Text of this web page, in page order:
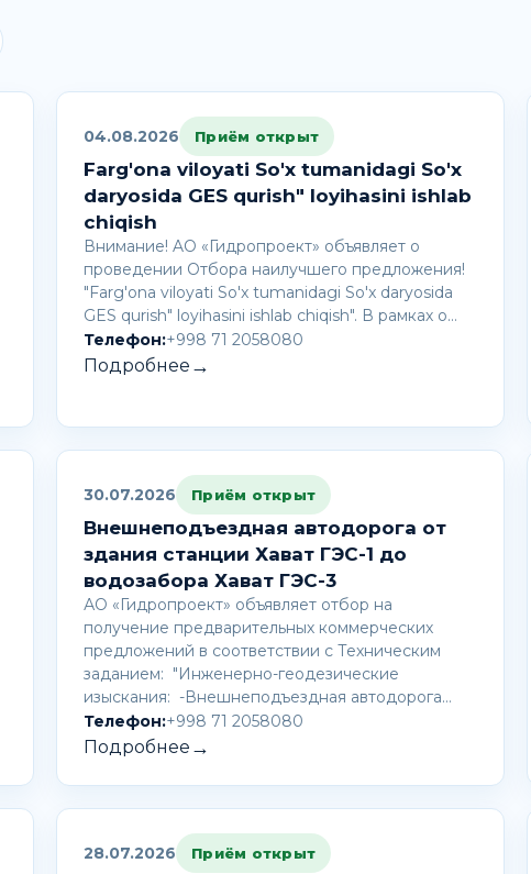
04.08.2026 Приём открыт
Farg'ona viloyati So'x tumanidagi So'x
daryosida GES qurish" loyihasini ishlab
chiqish
Внимание! AО «Гидропроект» объявляет о
проведении Отбора наилучшего предложения!
"Farg'ona viloyati So'x tumanidagi So'x daryosida
GES qurish" loyihasini ishlab chiqish". В рамках о…
Телефон:+998 71 2058080
Подробнее →
30.07.2026 Приём открыт
Внешнеподъездная автодорога от
здания станции Хават ГЭС-1 до
водозабора Хават ГЭС-3
АО «Гидропроект» объявляет отбор на
получение предварительных коммерческих
предложений в соответствии с Техническим
заданием: "Инженерно-геодезические
изыскания: -Внешнеподъездная автодорога…
Телефон:+998 71 2058080
Подробнее →
28.07.2026 Приём открыт